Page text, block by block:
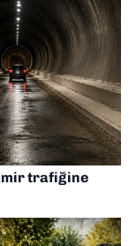
trafiğine